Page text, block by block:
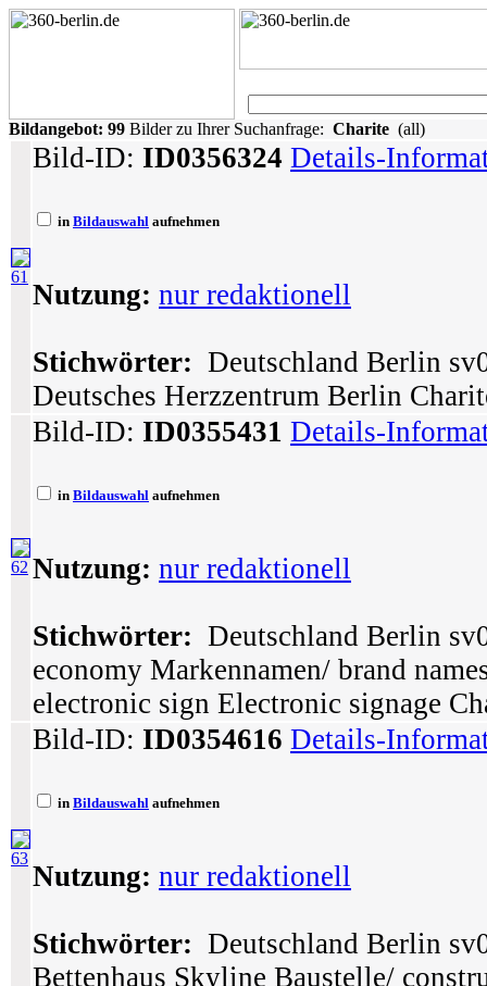
Bildangebot: 99 Bilder zu Ihrer Suchanfrage: Charite (all)
61
Bild-ID: ID0356324 Details-
in Bildauswahl aufnehmen
Nutzung: nur redaktionell
Stichwörter: Deutschland Berlin
Deutsches Herzzentrum Berlin
62
Bild-ID: ID0355431 Details-
in Bildauswahl aufnehmen
Nutzung: nur redaktionell
Stichwörter: Deutschland Berlin
economy Markennamen/ brand
electronic sign Electronic signage
63
Bild-ID: ID0354616 Details-
in Bildauswahl aufnehmen
Nutzung: nur redaktionell
Stichwörter: Deutschland Berlin
Bettenhaus Skyline Baustelle/